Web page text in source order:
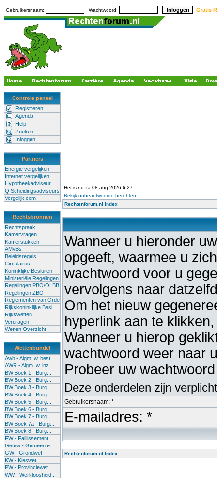
Gebruikersnaam: Wachtwoord: Gratis
Controle paneel
Registreren
Agenda
Help
Zoeken
Inloggen
Partners
Energie vergelijken
Internet vergelijken
Hypotheekadviseur
Q Scheidingsadviseurs
Vergelijk.com
Rechtsbronnen
Rechtspraak
Kamervragen
Kamerstukken
AMvBs
Beleidsregels
Circulaires
Koninklijke Besluiten
Ministeriële Regelingen
Regelingen PBO/OLBB
Regelingen ZBO
Reglementen van Orde
Rijkskoninklijke Besl.
Rijkswetten
Verdragen
Wetten Overzicht
Wettenbundel
Awb - Algm. w. best...
AWR - Algm. w. inz...
BW Boek 1 - Burg...
BW Boek 2 - Burg...
BW Boek 3 - Burg...
BW Boek 4 - Burg...
BW Boek 5 - Burg...
BW Boek 6 - Burg...
BW Boek 7 - Burg...
BW Boek 7a - Burg...
BW Boek 8 - Burg...
FW - Faillissement...
Gemw - Gemeente...
GW - Grondwet
KW - Kieswet
PW - Provinciewet
WW - Werkloosheid...
Het is nu za 08 aug 2026 6:27
Bekijk onbeantwoorde berichten
Rechtenforum.nl Index
Wanneer u hieronder
opgeeft, waarmee u
wachtwoord voor u
vervolgens naar
Om het nieuw
hyperlink aan te
Wanneer u hierop
wachtwoord weer naar
Probeer uw
Deze onderdelen zijn verplicht
Gebruikersnaam: *
E-mailadres: *
Rechtenforum.nl Index